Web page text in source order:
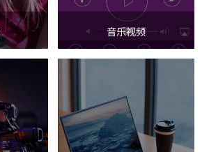
音乐视频